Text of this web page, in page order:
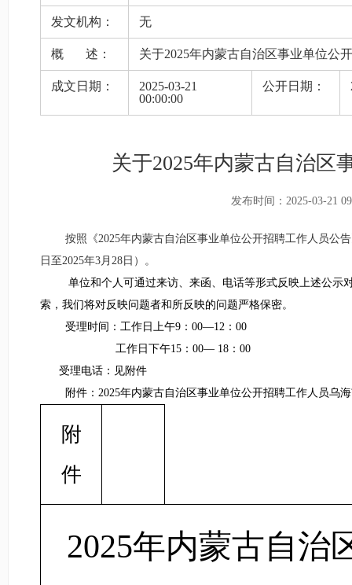
发文机构： 无
概 述： 关于2025年内蒙古自治区事业单位公
成文日期：
2025-03-21
00:00:00
公开日期：
关于2025年内蒙古自治区
发布时间：2025-03-21
按照《2025年内蒙古自治区事业单位公开招聘工作人员公
日至2025年3月28日）。
单位和个人可通过来访、来函、电话等形式反映上述公示
索，我们将对反映问题者和所反映的问题严格保密。
受理时间：工作日上午9：00—12：00
工作日下午15：00— 18：00
受理电话：见附件
附件：2025年内蒙古自治区事业单位公开招聘工作人员乌
附
件
2025年内蒙古自治